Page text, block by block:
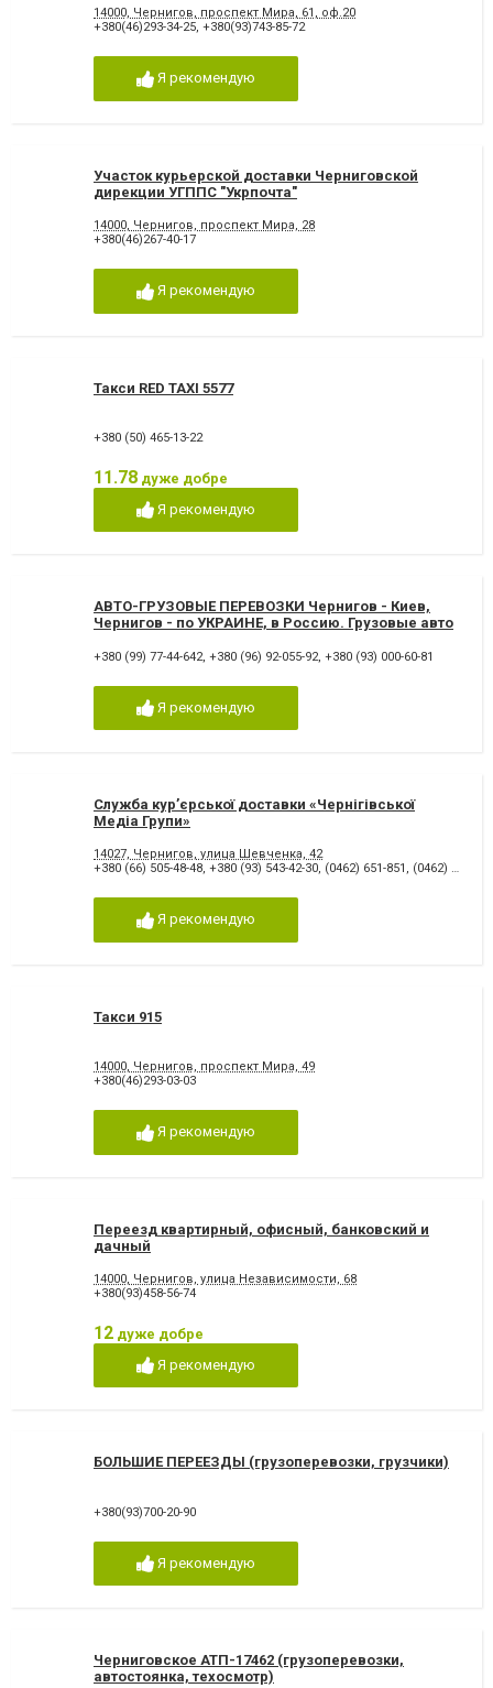
14000, Чернигов, проспект Мира, 61, оф.20
+380(46)293-34-25, +380(93)743-85-72
Я рекомендую
Участок курьерской доставки Черниговской
дирекции УГППС "Укрпочта"
14000, Чернигов, проспект Мира, 28
+380(46)267-40-17
Я рекомендую
Такси RED TAXI 5577
+380 (50) 465-13-22
11.78 дуже добре
Я рекомендую
ABTO-ГРУЗОВЫЕ ПЕРЕВОЗКИ Чернигов - Киев,
Чернигов - по УКРАИНЕ, в Россию. Грузовые авто
Чернигове
+380 (99) 77-44-642, +380 (96) 92-055-92, +380 (93) 000-60-81
Я рекомендую
Служба кур’єрської доставки «Чернігівської
Медіа Групи»
14027, Чернигов, улица Шевченка, 42
+380 (66) 505-48-48, +380 (93) 543-42-30, (0462) 651-851 , (0462) 653-653 106
Я рекомендую
Такси 915
14000, Чернигов, проспект Мира, 49
+380(46)293-03-03
Я рекомендую
Переезд квартирный, офисный, банковский и
дачный
14000, Чернигов, улица Независимости, 68
+380(93)458-56-74
12 дуже добре
Я рекомендую
БОЛЬШИЕ ПЕРЕЕЗДЫ (грузоперевозки, грузчики)
+380(93)700-20-90
Я рекомендую
Черниговское АТП-17462 (грузоперевозки,
автостоянка, техосмотр)